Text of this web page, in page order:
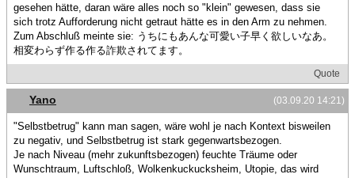
gesehen hätte, daran wäre alles noch so "klein" gewesen, dass sie
sich trotz Aufforderung nicht getraut hätte es in den Arm zu nehmen.
Zum Abschluß meinte sie: うちにもあんな可愛い子早く欲しいなあ。
相変わらず作る作る詐欺されてます。
Quote
(03.09.20 14:21)
Yano
"Selbstbetrug" kann man sagen, wäre wohl je nach Kontext bisweilen
zu negativ, und Selbstbetrug ist stark gegenwartsbezogen.
Je nach Niveau (mehr zukunftsbezogen) feuchte Träume oder
Wunschtraum, Luftschloß, Wolkenkuckucksheim, Utopie, das wird